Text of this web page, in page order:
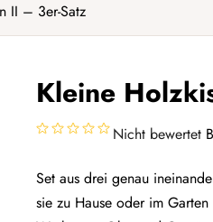
II – 3er-Satz
Kleine
Nicht bewertet
Set aus drei genau
sie zu Hause oder im